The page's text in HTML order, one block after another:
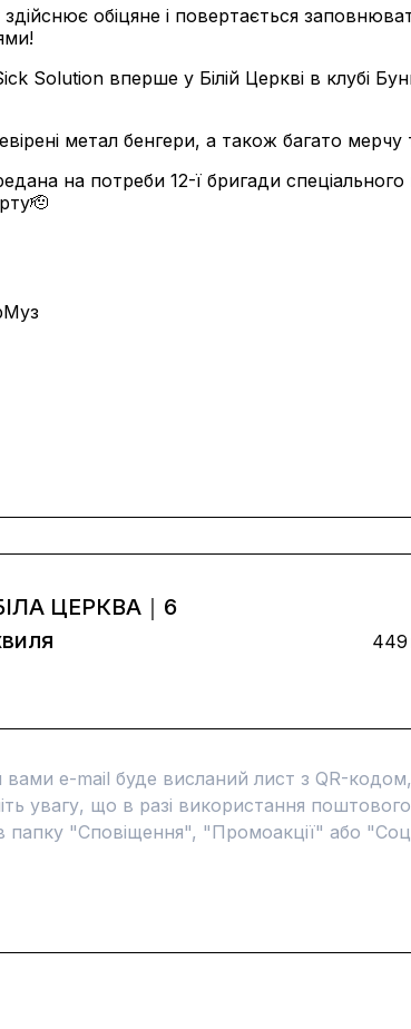
обіцяне і повертається
Solution вперше у Білій Церкві в клубі
метал бенгери, а також багато
на потреби 12-ї бригади
ЦЕРКВА｜6
449
вами e-mail буде висланий лист з QR-
увагу, що в разі використання поштового
"Сповіщення", "Промоакції" або